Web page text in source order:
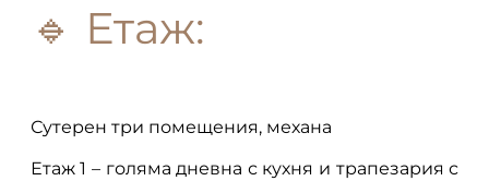
🔹 Етаж:
Сутерен три помещения, механа
Етаж 1 – голяма дневна с кухня и трапезария с